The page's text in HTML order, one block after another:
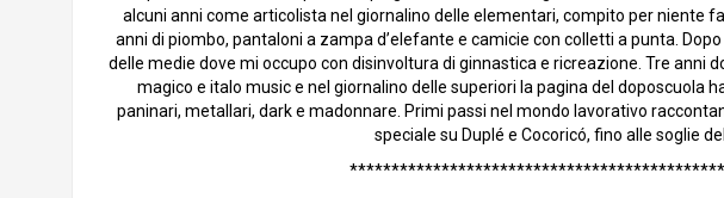
alcuni anni come articolista nel giornalino delle elementari, compito per niente
anni di piombo, pantaloni a zampa d’elefante e camicie con colletti a punta.
delle medie dove mi occupo con disinvoltura di ginnastica e ricreazione. Tre anni
magico e italo music e nel giornalino delle superiori la pagina del doposcuola
paninari, metallari, dark e madonnare. Primi passi nel mondo lavorativo
speciale su Duplé e Cocoricó, fino alle soglie